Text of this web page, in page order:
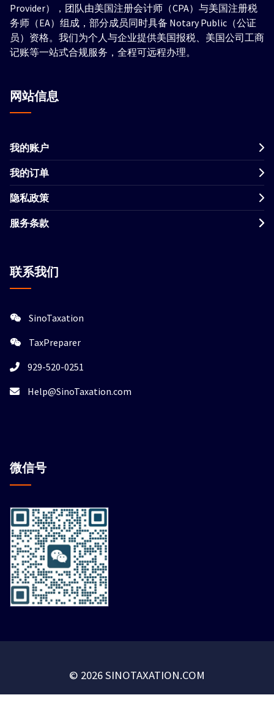
Provider），团队由美国注册会计师（CPA）与美国注册税
务师（EA）组成，部分成员同时具备 Notary Public（公证
员）资格。我们为个人与企业提供美国报税、美国公司工商
记账等一站式合规服务，全程可远程办理。
网站信息
我的账户
我的订单
隐私政策
服务条款
联系我们
SinoTaxation
TaxPreparer
929-520-0251
Help@SinoTaxation.com
微信号
© 2026 SINOTAXATION.COM